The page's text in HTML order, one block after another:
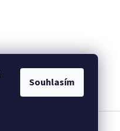
Souhlasím